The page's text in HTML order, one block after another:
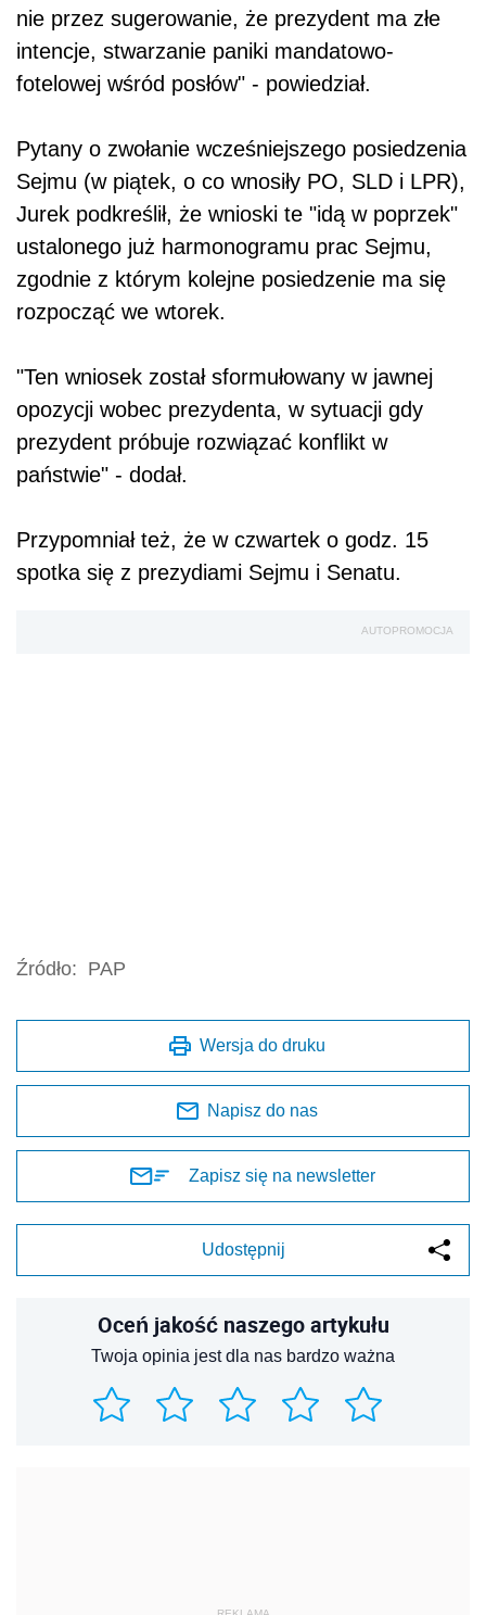
nie przez sugerowanie, że prezydent ma złe
intencje, stwarzanie paniki mandatowo-
fotelowej wśród posłów" - powiedział.
Pytany o zwołanie wcześniejszego posiedzenia
Sejmu (w piątek, o co wnosiły PO, SLD i LPR),
Jurek podkreślił, że wnioski te "idą w poprzek"
ustalonego już harmonogramu prac Sejmu,
zgodnie z którym kolejne posiedzenie ma się
rozpocząć we wtorek.
"Ten wniosek został sformułowany w jawnej
opozycji wobec prezydenta, w sytuacji gdy
prezydent próbuje rozwiązać konflikt w
państwie" - dodał.
Przypomniał też, że w czwartek o godz. 15
spotka się z prezydiami Sejmu i Senatu.
AUTOPROMOCJA
Źródło: PAP
Wersja do druku
Napisz do nas
Zapisz się na newsletter
Udostępnij
Oceń jakość naszego artykułu
Twoja opinia jest dla nas bardzo ważna